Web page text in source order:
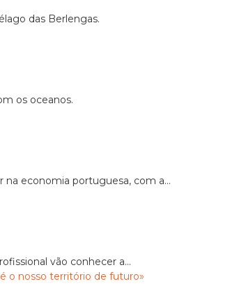
das Berlengas.
os oceanos.
economia portuguesa, com a...
vão conhecer a...